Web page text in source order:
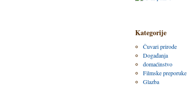
Kategorije
Čuvari prirode
Događanja
domaćinstvo
Filmske preporuke
Glazba